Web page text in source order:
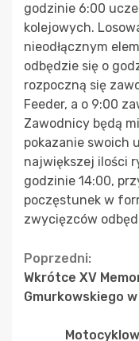
godzinie 6:00
kolejowych.
nieodłącznym
odbędzie się o
rozpoczną się
Feeder, a o 9:00
Zawodnicy będą
pokazanie swoich
największej ilości
godzinie 14:00,
poczęstunek w
zwycięzców
Continue
Reading
Poprzedni:
Wkrótce XV
Gmurkowskiego